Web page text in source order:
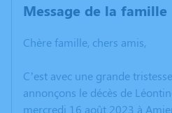
Message de la famille
Chère famille, chers amis,
C’est avec une grande
annonçons le décès de
mercredi 16 août 2023 à